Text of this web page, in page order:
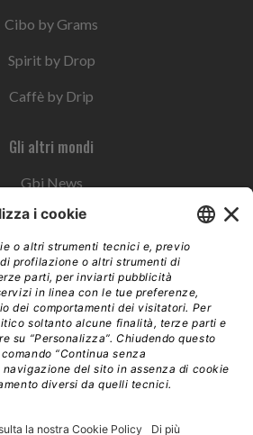
Cibo by Grams
Spirit by Drop
Caffè by Drip
Gli altri mondi
Gbi News
Instoremag
Esplora il gruppo
Edra Edizioni
Edizioni LSWR
LSWR Group